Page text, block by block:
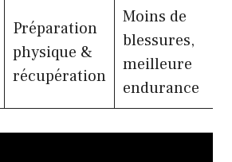
Préparation
physique &
récupération
Moins de
blessures,
meilleure
endurance